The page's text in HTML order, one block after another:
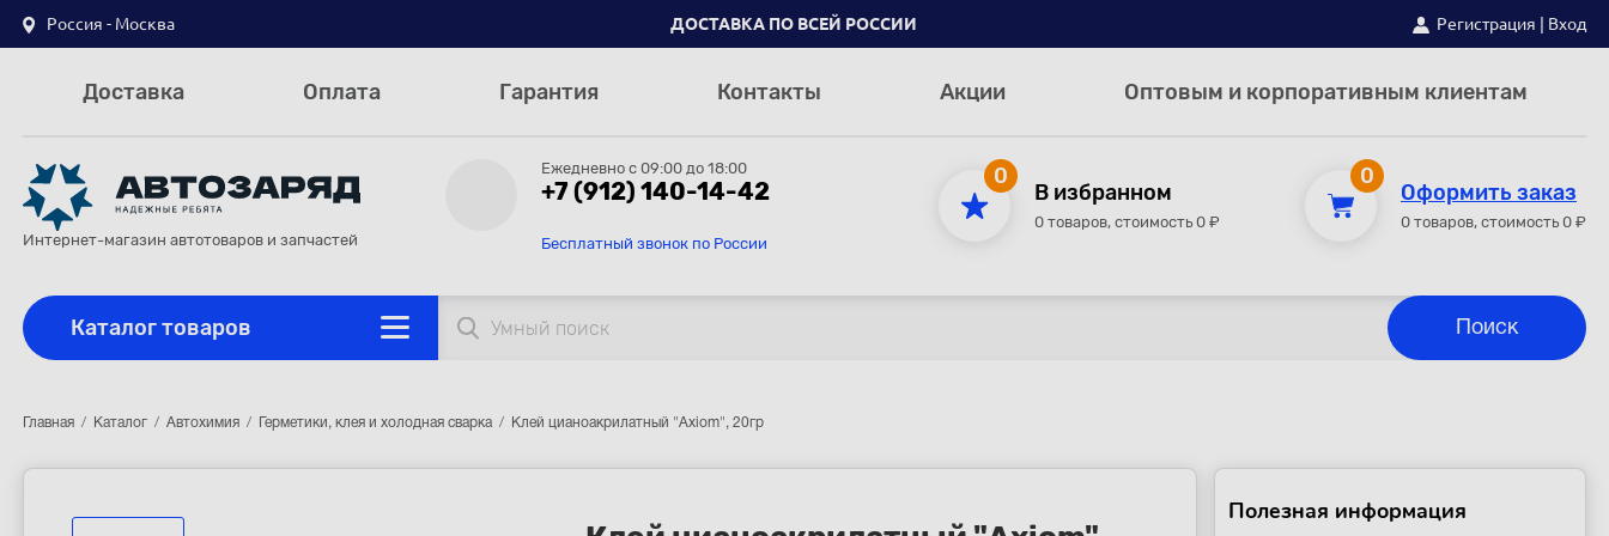
Россия - Москва ДОСТАВКА ПО ВСЕЙ РОССИИ Регистрация Вход
Доставка Оплата Гарантия Контакты Акции Оптовым и корпоративным клиентам
Интернет-магазин автотоваров и запчастей
Ежедневно с 09:00 до 18:00
+7 (912) 140-14-42
Бесплатный звонок по России
0
В избранном
0 товаров, стоимость 0 ₽
0
Оформить заказ
0 товаров, стоимость 0 ₽
Каталог товаров
Главная Каталог Автохимия Герметики, клея и холодная сварка Клей цианоакрилатный "Axiom", 20гр
Полезная информация